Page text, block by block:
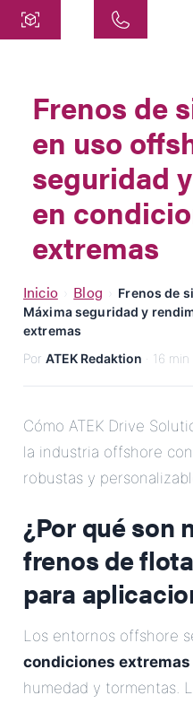
Siemensstraße 47
25462 Rellingen
info@atek.de
+49 4101 7953-0
Abrir Chat
Nombre
Nombre de la Empresa
Correo Electrónico
Dirección
Mensaje
Enviar Mensaje
Frenos de
en uso
seguridad
en
extremas
Inicio Blog
Frenos de
Máxima seguridad y
extremas
Por ATEK Redaktion · 16
Cómo ATEK Drive
la industria offshore
robustas y
¿Por qué son
frenos de
para
Los entornos offshore
condiciones extremas
humedad y tormentas.